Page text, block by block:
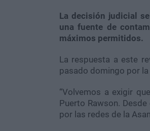
La decisión judicial
una fuente de
máximos permitidos.
La respuesta a este
pasado domingo por
“Volvemos a exigir
Puerto Rawson.
por las redes de la